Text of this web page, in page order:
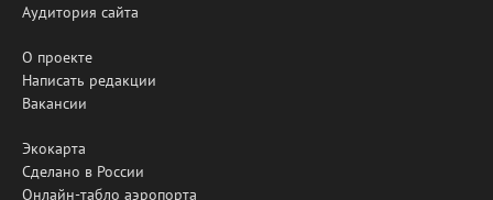
Аудитория сайта
О проекте
Написать редакции
Вакансии
Экокарта
Сделано в России
Онлайн-табло аэропорта